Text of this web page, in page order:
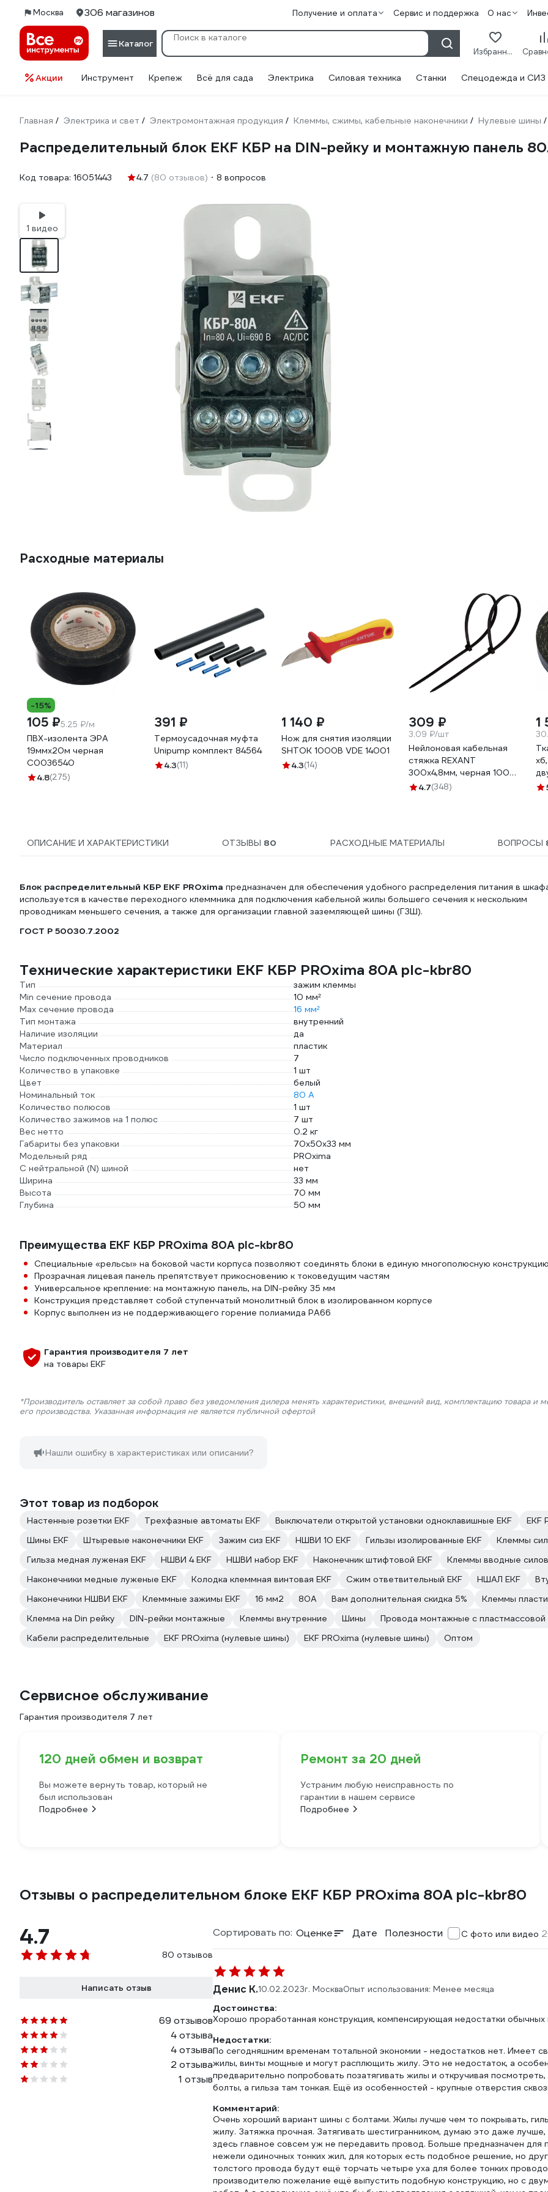
Москва 306 магазинов Получение и оплата Сервис и поддержка О нас
Каталог
Избранное
Акции Инструмент Крепеж Всё для сада Электрика Силовая техника Станки Спецодежда и СИЗ
Главная / Электрика и свет / Электромонтажная продукция / Клеммы, сжимы, кабельные наконечники / Нулевые шины /
Распределительный блок EKF КБР на DIN-рейку и монтажную панель
Код товара: 16051443 4.7 (80 отзывов) 8 вопросов
1 видео
Расходные материалы
-15%
105 ₽5.25 ₽/м
ПВХ-изолента ЭРА
19ммх20м черная
C0036540
4.8(275)
391 ₽
Термоусадочная муфта
Unipump комплект 84564
4.3(11)
1 140 ₽
Нож для снятия изоляции
SHTOK 1000В VDE 14001
4.3(14)
309 ₽
3.09 ₽/шт
Нейлоновая кабельная
стяжка REXANT
300x4,8мм, черная 100
шт/уп 07-1303
4.7(348)
1
ОПИСАНИЕ И ХАРАКТЕРИСТИКИ ОТЗЫВЫ 80 РАСХОДНЫЕ МАТЕРИАЛЫ ВОПРОСЫ
Блок распределительный КБР EKF PROxima предназначен для обеспечения удобного распределения питания в
используется в качестве переходного клеммника для подключения кабельной жилы большего сечения к нескольким
проводникам меньшего сечения, а также для организации главной заземляющей шины (ГЗШ).
ГОСТ Р 50030.7.2002
Технические характеристики EKF КБР PROxima 80A plc-kbr80
Тип
зажим клеммы
Min сечение провода
10 мм²
Max сечение провода
16 мм²
Тип монтажа
внутренний
Наличие изоляции
да
Материал
пластик
Число подключенных проводников
7
Количество в упаковке
1 шт
Цвет
белый
Номинальный ток
80 А
Количество полюсов
1 шт
Количество зажимов на 1 полюс
7 шт
Вес нетто
0.2 кг
Габариты без упаковки
70х50х33 мм
Модельный ряд
PROxima
С нейтральной (N) шиной
нет
Ширина
33 мм
Высота
70 мм
Глубина
50 мм
Преимущества EKF КБР PROxima 80A plc-kbr80
Специальные «рельсы» на боковой части корпуса позволяют соединять блоки в единую многополюсную конструкцию
Прозрачная лицевая панель препятствует прикосновению к токоведущим частям
Универсальное крепление: на монтажную панель, на DIN-рейку 35 мм
Конструкция представляет собой ступенчатый монолитный блок в изолированном корпусе
Корпус выполнен из не поддерживающего горение полиамида PA66
Гарантия производителя 7 лет
на товары EKF
*Производитель оставляет за собой право без уведомления дилера менять характеристики, внешний вид, комплектацию товара и
его производства. Указанная информация не является публичной офертой
Нашли ошибку в характеристиках или описании?
Этот товар из подборок
Настенные розетки EKF Трехфазные автоматы EKF Выключатели открытой установки одноклавишные EKF EKF
Шины EKF
Штыревые наконечники EKF Зажим сиз EKF НШВИ 10 EKF Гильзы изолированные EKF Клеммы
Гильза медная луженая EKF
НШВИ 4 EKF НШВИ набор EKF Наконечник штифтовой EKF Клеммы вводные
Наконечники медные луженые EKF
Колодка клеммная винтовая EKF Сжим ответвительный EKF НШАЛ EKF
Наконечники НШВИ EKF
Клеммные зажимы EKF 16 мм2 80А Вам дополнительная скидка 5% Клеммы
Клемма на Din рейку
DIN-рейки монтажные Клеммы внутренние Шины Провода монтажные с пластмассовой
Кабели распределительные
EKF PROxima (нулевые шины) EKF PROxima (нулевые шины) Оптом
Сервисное обслуживание
Гарантия производителя 7 лет
120 дней обмен и возврат
Вы можете вернуть товар, который не
был использован
Подробнее
Ремонт за 20 дней
Устраним любую неисправность по
гарантии в нашем сервисе
Подробнее
Отзывы о распределительном блоке EKF КБР PROxima 80A plc-kbr80
4.7
80 отзывов
Написать отзыв
69 отзывов
4 отзыва
4 отзыва
2 отзыва
1 отзыв
Сортировать по: Оценке Дате Полезности С фото или видео
Денис К.10.02.2023г. МоскваОпыт использования: Менее месяца
Достоинства:
Хорошо проработанная конструкция, компенсирующая недостатки
Недостатки:
По сегодняшним временам тотальной экономии - недостатков нет. Имеет
жилы, винты мощные и могут расплющить жилу. Это не недостаток, а
предварительно попробовать позатягивать жилы и откручивая
болты, а гильза там тонкая. Ещё из особенностей - крупные отверстия
Комментарий:
Очень хороший вариант шины с болтами. Жилы лучше чем то покрывать,
жилу. Затяжка прочная. Затягивать шестигранником, думаю это даже
здесь главное совсем уж не передавить провод. Больше предназначен для
нежели одиночных тонких жил, для которых есть подобное решение, но
толстого провода будут ещё торчать четыре уха для более тонких
производителю пожелание ещё выпустить подобную конструкцию, но с